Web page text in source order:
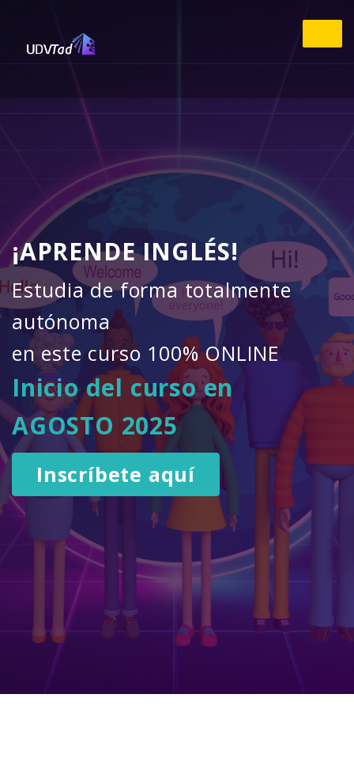
¡APRENDE INGLÉS!
Estudia de forma totalmente
autónoma
en este curso 100% ONLINE
Inicio del curso en
AGOSTO 2025
Inscríbete aquí